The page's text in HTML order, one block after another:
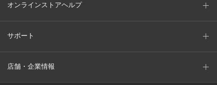
オンラインストアヘルプ
サポート
店舗・企業情報